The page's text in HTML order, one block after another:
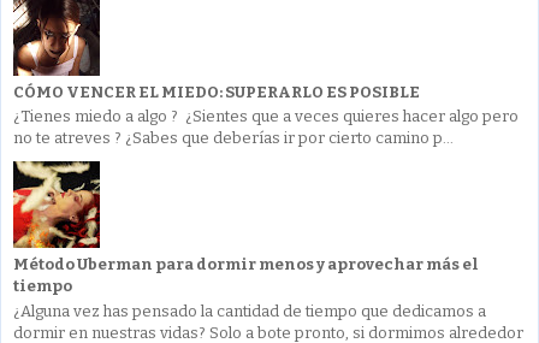
CÓMO VENCER EL MIEDO: SUPERARLO ES POSIBLE
¿Tienes miedo a algo ? ¿Sientes que a veces quieres hacer algo pero
no te atreves ? ¿Sabes que deberías ir por cierto camino p...
Método Uberman para dormir menos y aprovechar más el
tiempo
¿Alguna vez has pensado la cantidad de tiempo que dedicamos a
dormir en nuestras vidas? Solo a bote pronto, si dormimos alrededor